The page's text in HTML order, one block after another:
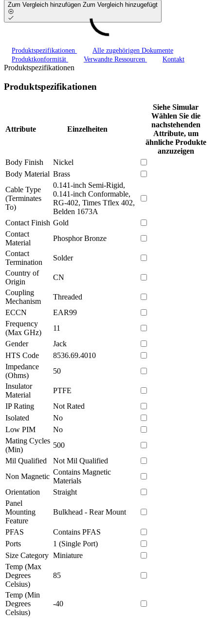
Zum Vergleich hinzufügen Zum Vergleich hinzugefügt
Produktspezifikationen
Alle zugehörigen Dokumente
Produktkonformität
Verwandte Ressourcen Kontakt
Produktspezifikationen
Produktspezifikationen
Attribute Einzelheiten
Siehe Simular
Wählen Sie die
nachstehenden
Attribute, um
ähnliche Produkte
anzuzeigen
Body Finish
Nickel
Body Material Brass
Cable Type
(Terminates
To)
0.141-inch Semi-Rigid,
0.141-inch Conformable,
RG-402, Times Tflex 402,
Belden 1673A
Contact Finish Gold
Contact
Material
Phosphor Bronze
Contact
Termination
Solder
Country of
Origin
CN
Coupling
Mechanism
Threaded
ECCN
EAR99
Frequency
(Max GHz)
11
Gender
Jack
HTS Code
8536.69.4010
Impedance
(Ohms)
50
Insulator
Material
PTFE
IP Rating
Not Rated
Isolated
No
Low PIM
No
Mating Cycles
(Min)
500
Mil Qualified
Not Mil Qualified
Non Magnetic
Contains Magnetic
Materials
Orientation
Straight
Panel
Mounting
Feature
Bulkhead - Rear Mount
PFAS
Contains PFAS
Ports
1 (Single Port)
Size Category Miniature
Temp (Max
Degrees
Celsius)
85
Temp (Min
Degrees
Celsius)
-40